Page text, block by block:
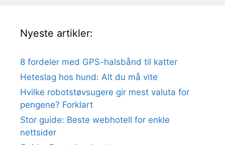
Nyeste artikler:
8 fordeler med GPS-halsbånd til katter
Heteslag hos hund: Alt du må vite
Hvilke robotstøvsugere gir mest valuta for
pengene? Forklart
Stor guide: Beste webhotell for enkle
nettsider